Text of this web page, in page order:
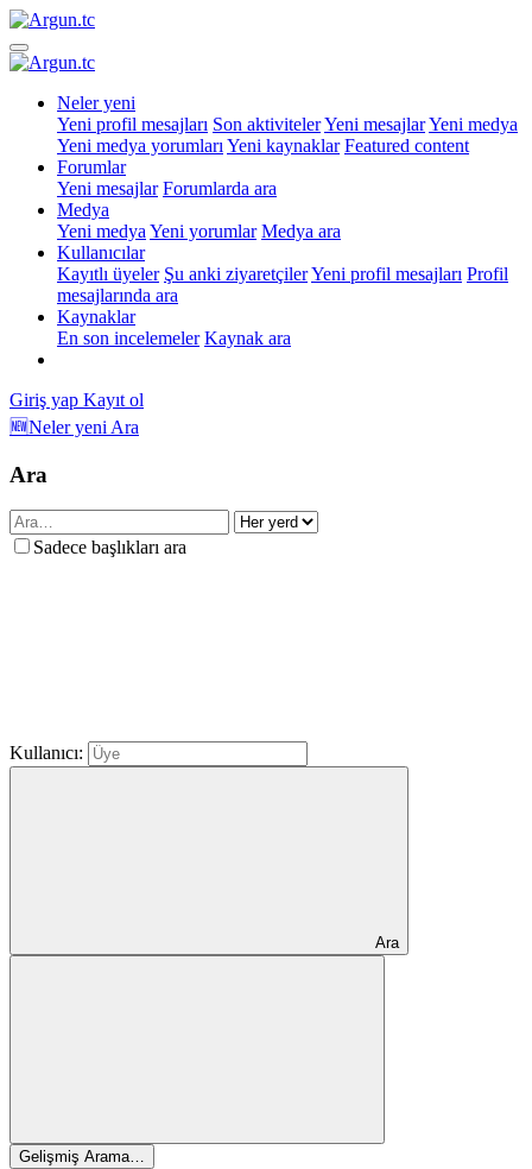
Neler yeni
Yeni profil mesajları Son aktivitelerYeni mesajlarYeni medya
Yeni medya yorumları Yeni kaynaklar Featured content
Forumlar
Yeni mesajlar Forumlarda ara
Medya
Yeni medya Yeni yorumlar Medya ara
Kullanıcılar
Kayıtlı üyeler Şu anki ziyaretçilerYeni profil mesajları Profil
mesajlarında ara
Kaynaklar
En son incelemeler Kaynak ara
Giriş yap Kayıt ol
🆕Neler yeni Ara
Ara
Sadece başlıkları ara
Kullanıcı:
Ara
Gelişmiş Arama…